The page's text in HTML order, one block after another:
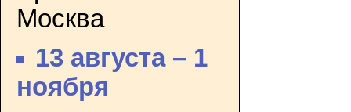
Москва
13 августа – 1
ноября